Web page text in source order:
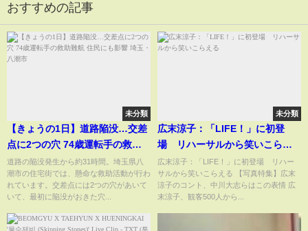
おすすめの記事
未分類
【きょうの1日】道路陥没…交差
点に2つの穴 74歳運転手の救助
難航 住民にも影響 埼玉・八潮市
道路の陥没発生から約31時間。埼玉県八
潮市の住宅街では、懸命な救助活動が行わ
れています。交差点には2つの穴があいて
いて、最初に陥没がおきた穴...
未分類
広末涼子：「LIFE！」に初登
場 リハーサルから笑いこらえ
る
広末涼子：「LIFE！」に初登場 リハー
サルから笑いこらえる 【写真特集】広末
涼子のコント、中川大志らはこの表情 広
末涼子、観客500人から...